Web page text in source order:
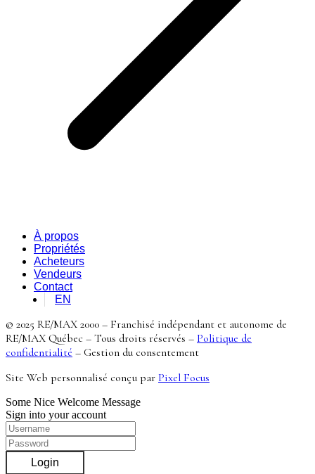
À propos
Propriétés
Acheteurs
Vendeurs
Contact
EN
© 2025 RE/MAX 2000 – Franchisé indépendant et autonome de
RE/MAX Québec – Tous droits réservés – Politique de
confidentialité – Gestion du consentement
Site Web personnalisé conçu par Pixel Focus
Some Nice Welcome Message
Sign into your account
Login